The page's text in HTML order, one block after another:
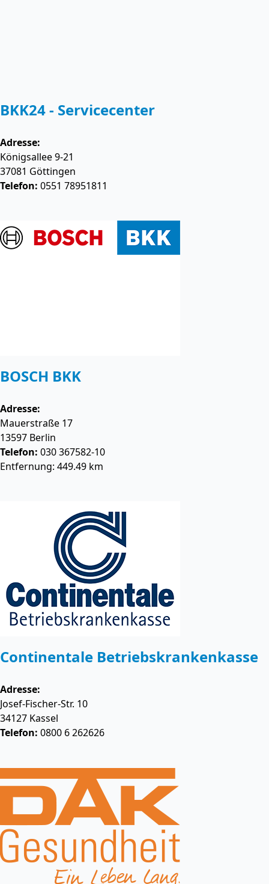
BKK24 - Servicecenter
Adresse:
Königsallee 9-21
37081 Göttingen
Telefon: 0551 78951811
BOSCH BKK
Adresse:
Mauerstraße 17
13597 Berlin
Telefon: 030 367582-10
Entfernung: 449.49 km
Continentale Betriebskrankenkasse
Adresse:
Josef-Fischer-Str. 10
34127 Kassel
Telefon: 0800 6 262626